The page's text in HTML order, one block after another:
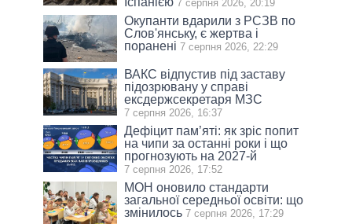
7 серпня 2026, 20:19
Окупанти вдарили з РСЗВ по
Слов'янську, є жертва і
поранені 7 серпня 2026, 22:29
ВАКС відпустив під заставу
підозрювану у справі
ексдержсекретаря МЗС
7 серпня 2026, 16:37
Дефіцит пам’яті: як зріс попит
на чипи за останні роки і що
прогнозують на 2027-й
7 серпня 2026, 17:52
МОН оновило стандарти
загальної середньої освіти: що
змінилось 7 серпня 2026, 17:29